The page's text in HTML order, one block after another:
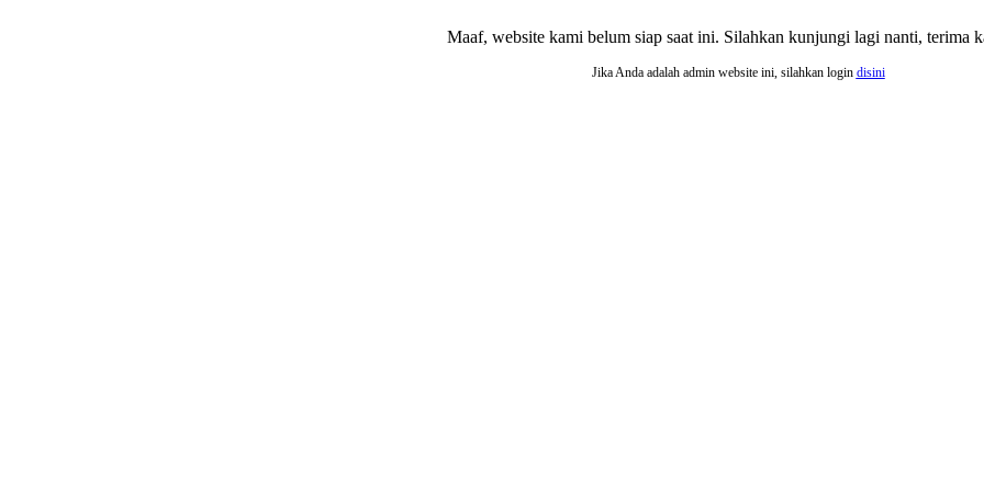
Maaf, website kami belum siap saat ini. Silahkan kunjungi lagi nanti, terima
Jika Anda adalah admin website ini, silahkan login disini